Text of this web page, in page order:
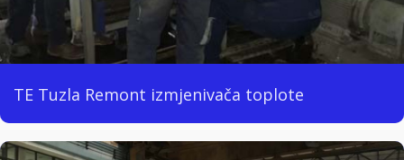
TE Tuzla Remont izmjenivača toplote